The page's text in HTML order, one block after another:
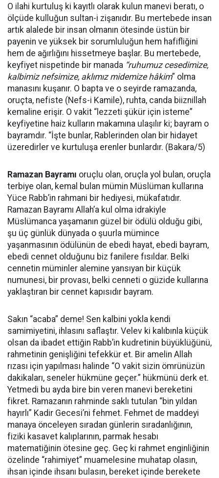
O ilahi kurtuluş ki kayıtlı olarak kulun manevi beratı, o
ölçüde kulluğun sultan-i zişanıdır. Bu mertebede insan
artık alalede bir insan olmanın ötesinde üstün bir
payenin ve yüksek bir sorumluluğun hem hafifliğini
hem de ağırlığını hissetmeye başlar. Bu mertebede,
keyfiyet nispetinde bir manada “ruhumuzcesedimize,
kalbimiz nefsimize, aklımız midemizehâkim” olma
manasını kuşanır. O bapta ve o seyirde ramazanda,
oruçta, nefiste (Nefs-i Kamile), ruhta, canda biiznillah
kemaline erişir. O vakit “lezzeti şükür için isteme”
keyfiyetine haiz kulların makamına ulaşılır ki; bayram o
bayramdır. “İşte bunlar, Rablerinden olan bir hidayet
üzeredirler ve kurtuluşa erenler bunlardır. (Bakara/5)
Ramazan Bayramı oruçlu olan, oruçla yol bulan, oruçla
terbiye olan, kemal bulan mümin Müslüman kullarına
Yüce Rabb’in rahmani bir hediyesi, mükafatıdır.
Ramazan Bayramı Allah’a kul olma idrakiyle
Müslümanca yaşamanın güzel bir ödülü olduğu gibi,
şu üç günlük dünyada o şuurla mümince
yaşanmasının ödülünün de ebedi hayat, ebedi bayram,
ebedi cennet olduğunu biz fanilere fısıldar. Belki
cennetin müminler alemine yansıyan bir küçük
numunesi, bir provası, belki cenneti o güzide kullarına
yaklaştıran bir cennet kapısıdır bayram.
Sakın “acaba” deme! Sen kalbini yokla kendi
samimiyetini, ihlasını saflaştır. Velev ki kalıbınla küçük
olsan da ibadet ettiğin Rabb’in kudretinin büyüklüğünü,
rahmetinin genişliğini tefekkür et. Bir amelin Allah
rızası için yapılması halinde “O vakit sizin ömrünüzün
dakikaları, seneler hükmüne geçer.” hükmünü derk et.
Yetmedi bu ayda bire bin veren manevi bereketini
fikret. Ramazanın rahminde saklı tutulan “bin yıldan
hayırlı” Kadir Gecesi’ni fehmet. Fehmet de maddeyi
manaya önceleyen sıradan günlerin sıradanlığının,
fiziki kasavet kalıplarının, parmak hesabı
matematiğinin ötesine geç. Geç ki rahmet enginliğinin
özelinde “rahimiyet” muamelesine muhatap olasın,
ihsan içinde ihsanı bulasın, bereket içinde berekete